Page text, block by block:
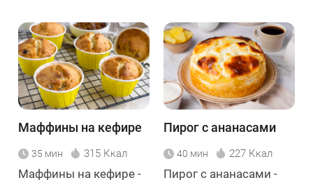
Маффины на кефире
35 мин 315 Ккал
Маффины на кефире -
Пирог с ананасами
40 мин 227 Ккал
Пирог с ананасами -